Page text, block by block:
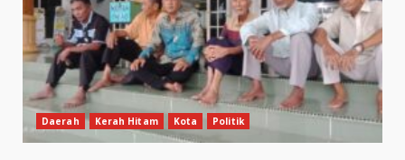
Daerah Kerah Hitam Kota Politik